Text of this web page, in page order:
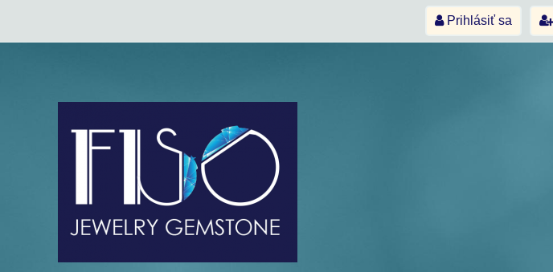
Prihlásiť sa